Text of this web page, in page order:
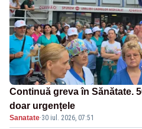
Continuă greva în Sănătate.
doar urgențele
Sanatate·30 iul. 2026, 07:51